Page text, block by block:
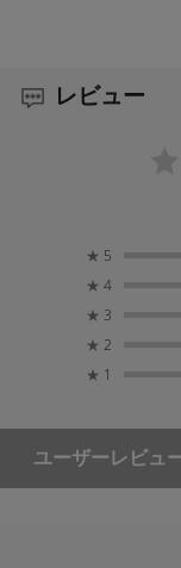
内寸
H40 × W26 ×
1.6kg(全オプシ
レビュー
★ 5
★ 4
★ 3
★ 2
★ 1
ユーザーレビュ